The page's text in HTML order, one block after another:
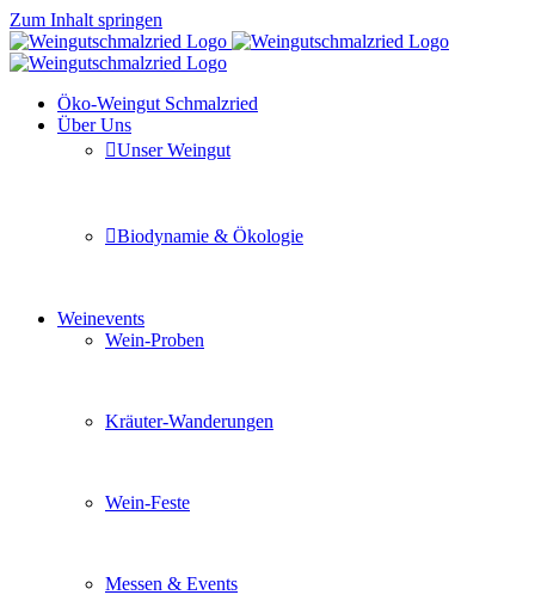
Zum Inhalt springen
Öko-Weingut Schmalzried
Über Uns
Unser Weingut
Biodynamie & Ökologie
Weinevents
Wein-Proben
Kräuter-Wanderungen
Wein-Feste
Messen & Events